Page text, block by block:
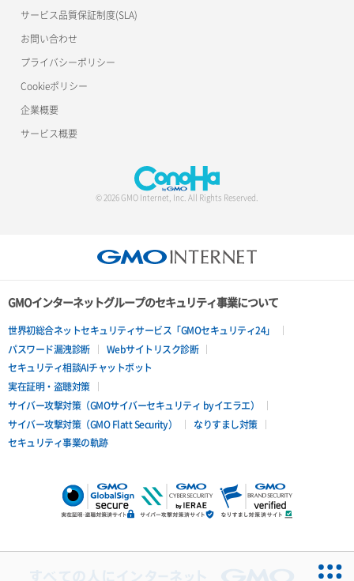
サービス品質保証制度(SLA)
お問い合わせ
プライバシーポリシー
Cookieポリシー
企業概要
サービス概要
© 2026 GMO Internet, Inc. All Rights Reserved.
GMOインターネットグループのセキュリティ事業について
世界初総合ネットセキュリティサービス「GMOセキュリティ24」
パスワード漏洩診断
Webサイトリスク診断
セキュリティ相談AIチャットボット
実在証明・盗聴対策
サイバー攻撃対策（GMOサイバーセキュリティ byイエラエ）
サイバー攻撃対策（GMO Flatt Security）
なりすまし対策
セキュリティ事業の軌跡